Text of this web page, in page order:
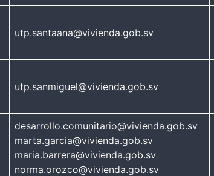
utp.santaana@vivienda.gob.sv
utp.sanmiguel@vivienda.gob.sv
desarrollo.comunitario@vivienda.gob.sv
marta.garcia@vivienda.gob.sv
maria.barrera@vivienda.gob.sv
norma.orozco@vivienda.gob.sv